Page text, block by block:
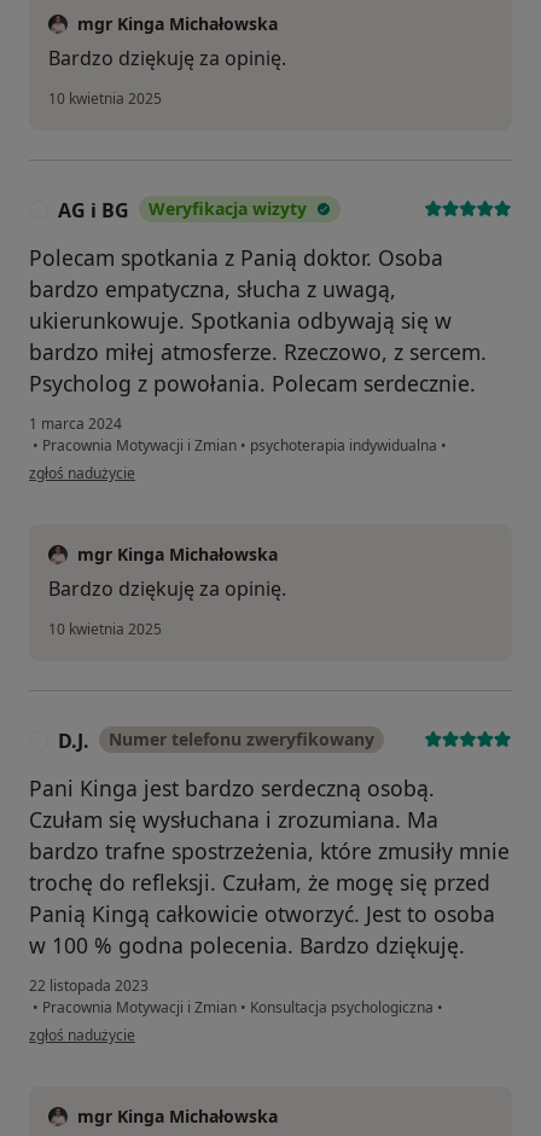
mgr Kinga Michałowska
Bardzo dziękuję za opinię.
10 kwietnia 2025
AG i BG Weryfikacja wizyty
Polecam spotkania z Panią doktor. Osoba
bardzo empatyczna, słucha z uwagą,
ukierunkowuje. Spotkania odbywają się w
bardzo miłej atmosferze. Rzeczowo, z sercem.
Psycholog z powołania. Polecam serdecznie.
1 marca 2024
• Pracownia Motywacji i Zmian • psychoterapia indywidualna •
w opinii użytkownika AG i BG
zgłoś nadużycie
mgr Kinga Michałowska
Bardzo dziękuję za opinię.
10 kwietnia 2025
D.J. Numer telefonu zweryfikowany
Pani Kinga jest bardzo serdeczną osobą.
Czułam się wysłuchana i zrozumiana. Ma
bardzo trafne spostrzeżenia, które zmusiły mnie
trochę do refleksji. Czułam, że mogę się przed
Panią Kingą całkowicie otworzyć. Jest to osoba
w 100 % godna polecenia. Bardzo dziękuję.
22 listopada 2023
• Pracownia Motywacji i Zmian • Konsultacja psychologiczna •
w opinii użytkownika D.J.
zgłoś nadużycie
mgr Kinga Michałowska